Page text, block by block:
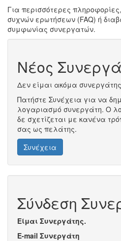
Για περισσότερες
συχνών ερωτήσεων (FAQ) ή
συμφωνίας συνεργατών.
Νέος
Δεν είμαι ακόμα
Πατήστε Συνέχεια για να
λογαριασμό συνεργάτη. Ο
δε σχετίζεται με κανένα
σας ως πελάτης.
Συνέχεια
Σύνδεση
Είμαι Συνεργάτης.
E-mail Συνεργάτη